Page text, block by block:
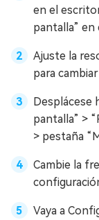
en el
pantalla” en
Ajuste la
para
Desplácese
pantalla” >
> pestaña
Cambie la
Vaya a